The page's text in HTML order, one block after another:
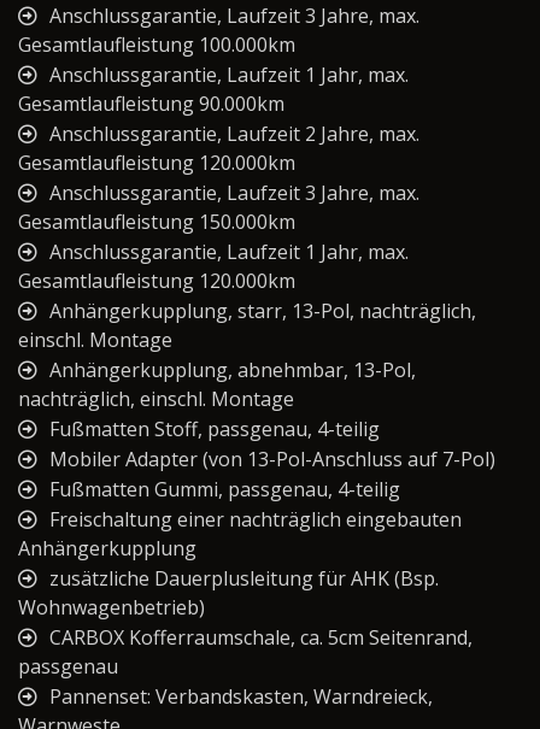
Anschlussgarantie, Laufzeit 3 Jahre, max.
Gesamtlaufleistung 100.000km
Anschlussgarantie, Laufzeit 1 Jahr, max.
Gesamtlaufleistung 90.000km
Anschlussgarantie, Laufzeit 2 Jahre, max.
Gesamtlaufleistung 120.000km
Anschlussgarantie, Laufzeit 3 Jahre, max.
Gesamtlaufleistung 150.000km
Anschlussgarantie, Laufzeit 1 Jahr, max.
Gesamtlaufleistung 120.000km
Anhängerkupplung, starr, 13-Pol, nachträglich,
einschl. Montage
Anhängerkupplung, abnehmbar, 13-Pol,
nachträglich, einschl. Montage
Fußmatten Stoff, passgenau, 4-teilig
Mobiler Adapter (von 13-Pol-Anschluss auf 7-Pol)
Fußmatten Gummi, passgenau, 4-teilig
Freischaltung einer nachträglich eingebauten
Anhängerkupplung
zusätzliche Dauerplusleitung für AHK (Bsp.
Wohnwagenbetrieb)
CARBOX Kofferraumschale, ca. 5cm Seitenrand,
passgenau
Pannenset: Verbandskasten, Warndreieck,